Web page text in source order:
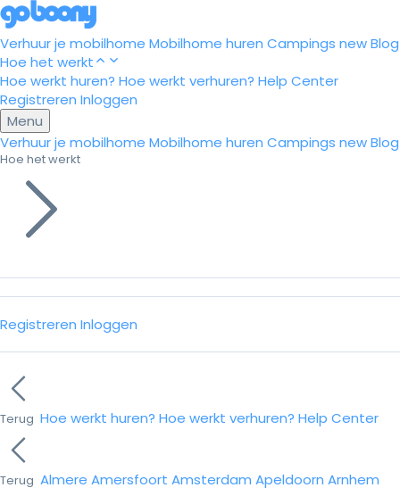
Verhuur je mobilhome Mobilhome huren Campings newBlog
Hoe het werkt
Hoe werkt huren? Hoe werkt verhuren? Help Center
Registreren Inloggen
Menu
Verhuur je mobilhome Mobilhome huren Campings newBlog
Hoe het werkt
Registreren Inloggen
Terug Hoe werkt huren? Hoe werkt verhuren? Help Center
Terug Almere Amersfoort Amsterdam Apeldoorn Arnhem